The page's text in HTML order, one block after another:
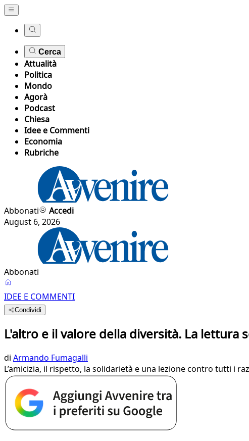
Cerca
Attualità
Politica
Mondo
Agorà
Podcast
Chiesa
Idee e Commenti
Economia
Rubriche
Abbonati
Accedi
August 6, 2026
Abbonati
IDEE E COMMENTI
Condividi
L'altro e il valore della diversità. La lettura
di Armando Fumagalli
L’amicizia, il rispetto, la solidarietà e una lezione contro tutti i